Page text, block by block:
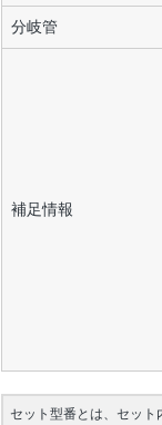
分岐管
補足情報
セット型番とは、セッ